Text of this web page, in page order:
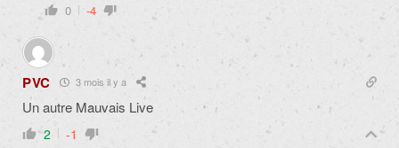
0 -4
PVC 3 mois il y a
Un autre Mauvais Live
2 -1